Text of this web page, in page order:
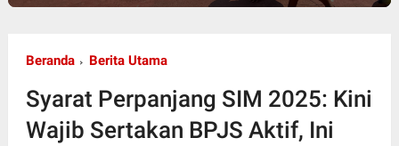
Beranda Berita Utama
Syarat Perpanjang SIM 2025: Kini
Wajib Sertakan BPJS Aktif, Ini